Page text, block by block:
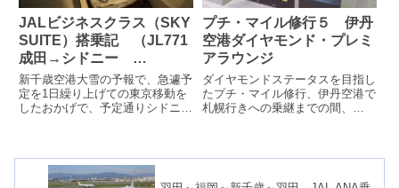
JALビジネスクラス（SKY
SUITE）搭乗記 （JL771
成田→シドニー
2016.12.10）
新千歳空港大雪の予報で、急遽予
定を1日繰り上げての東京移動を
したおかげで、予定通りシドニー
プチ・マイル修行５ 伊丹
空港ダイヤモンド・プレミ
アラウンジ
ダイヤモンドステータスを目指し
たプチ・マイル修行、伊丹空港で
札幌行きへの乗継までの間、